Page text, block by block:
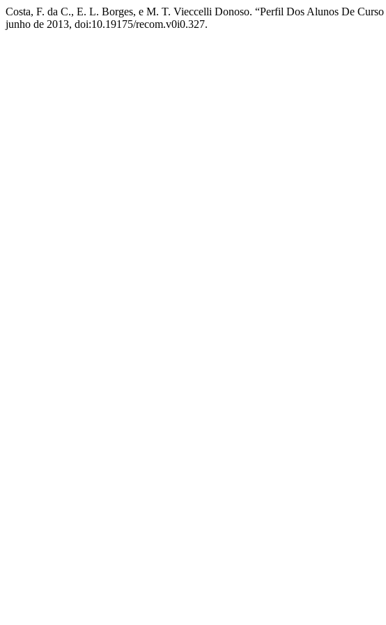
Costa, F. da C., E. L. Borges, e M. T. Vieccelli Donoso. “Perfil Dos Alunos De
junho de 2013, doi:10.19175/recom.v0i0.327.